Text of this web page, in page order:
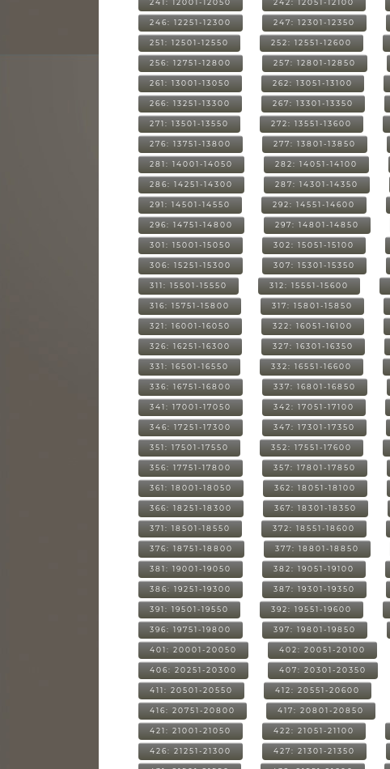
241: 12001-12050 242: 12051-12100
246: 12251-12300 247: 12301-12350
251: 12501-12550 252: 12551-12600
256: 12751-12800 257: 12801-12850
261: 13001-13050 262: 13051-13100
266: 13251-13300 267: 13301-13350
271: 13501-13550 272: 13551-13600
276: 13751-13800 277: 13801-13850
281: 14001-14050 282: 14051-14100
286: 14251-14300 287: 14301-14350
291: 14501-14550 292: 14551-14600
296: 14751-14800 297: 14801-14850
301: 15001-15050 302: 15051-15100
306: 15251-15300 307: 15301-15350
311: 15501-15550 312: 15551-15600
316: 15751-15800 317: 15801-15850
321: 16001-16050 322: 16051-16100
326: 16251-16300 327: 16301-16350
331: 16501-16550 332: 16551-16600
336: 16751-16800 337: 16801-16850
341: 17001-17050 342: 17051-17100
346: 17251-17300 347: 17301-17350
351: 17501-17550 352: 17551-17600
356: 17751-17800 357: 17801-17850
361: 18001-18050 362: 18051-18100
366: 18251-18300 367: 18301-18350
371: 18501-18550 372: 18551-18600
376: 18751-18800 377: 18801-18850
381: 19001-19050 382: 19051-19100
386: 19251-19300 387: 19301-19350
391: 19501-19550 392: 19551-19600
396: 19751-19800 397: 19801-19850
401: 20001-20050 402: 20051-20100
406: 20251-20300 407: 20301-20350
411: 20501-20550 412: 20551-20600
416: 20751-20800 417: 20801-20850
421: 21001-21050 422: 21051-21100
426: 21251-21300 427: 21301-21350